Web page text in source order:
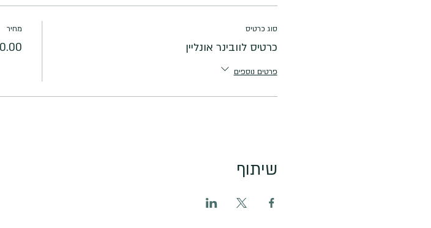
סוג כרטיס
כרטיס לוובינר אונליין
פרטים נוספים
מחיר
שיתוף